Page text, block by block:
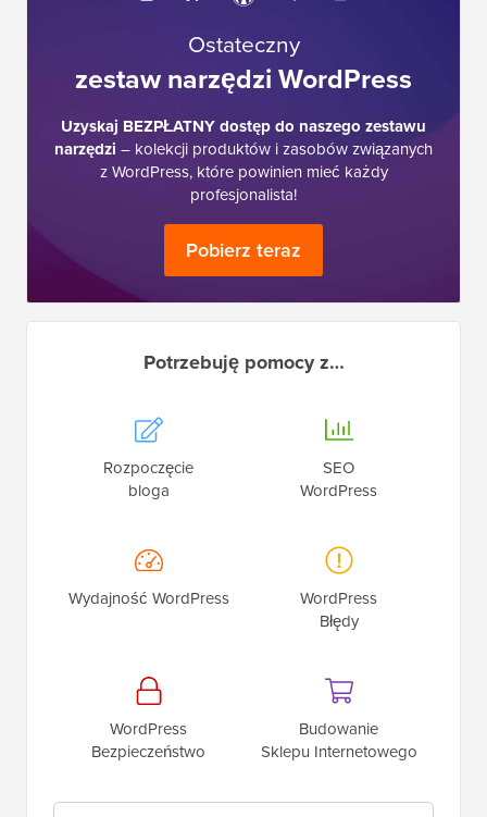
Ostateczny
zestaw narzędzi WordPress
Uzyskaj BEZPŁATNY dostęp do naszego zestawu
narzędzi – kolekcji produktów i zasobów związanych
z WordPress, które powinien mieć każdy
profesjonalista!
Pobierz teraz
Potrzebuję pomocy z…
Rozpoczęcie
bloga
SEO
WordPress
Wydajność WordPress
WordPress
Błędy
WordPress
Bezpieczeństwo
Budowanie
Sklepu Internetowego